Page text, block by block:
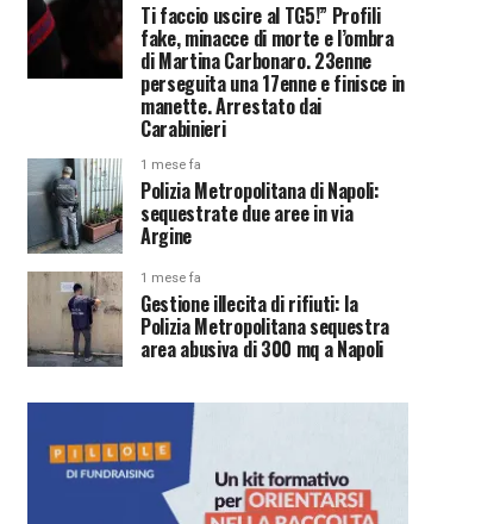
Ti faccio uscire al TG5!” Profili
fake, minacce di morte e l’ombra
di Martina Carbonaro. 23enne
perseguita una 17enne e finisce in
manette. Arrestato dai
Carabinieri
1 mese fa
Polizia Metropolitana di Napoli:
sequestrate due aree in via
Argine
1 mese fa
Gestione illecita di rifiuti: la
Polizia Metropolitana sequestra
area abusiva di 300 mq a Napoli